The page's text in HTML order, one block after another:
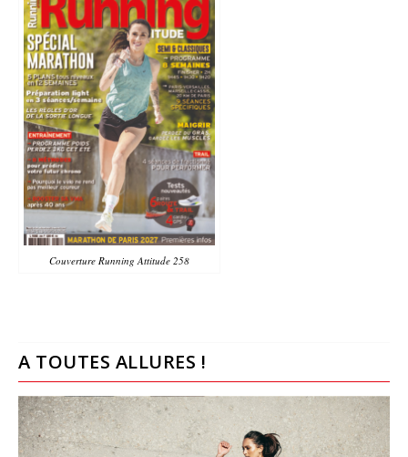
Couverture Running Attitude 258
A TOUTES ALLURES !